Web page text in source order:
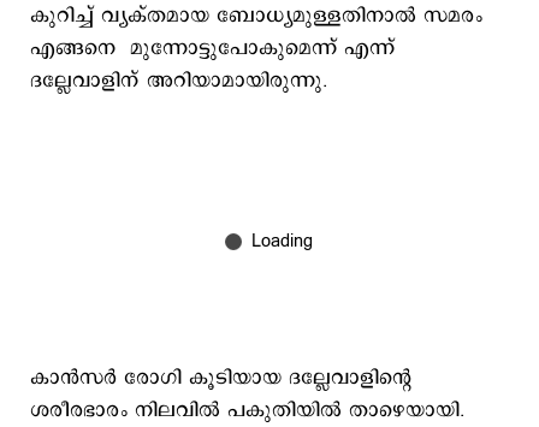
കുറിച്ച് വ്യക്തമായ ബോധ്യമുള്ളതിനാൽ സമരം
എങ്ങനെ മുന്നോട്ടുപോകുമെന്ന് എന്ന്
ദല്ലേവാളിന് അറിയാമായിരുന്നു.
കാൻസർ രോഗി കൂടിയായ ദല്ലേവാളിന്റെ
ശരീരഭാരം നിലവിൽ പകുതിയിൽ താഴെയായി.